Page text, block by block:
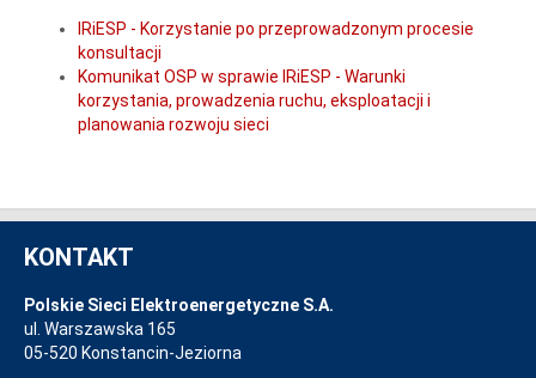
IRiESP - Korzystanie po przeprowadzonym procesie
konsultacji
Komunikat OSP w sprawie IRiESP - Warunki
korzystania, prowadzenia ruchu, eksploatacji i
planowania rozwoju sieci
KONTAKT
Polskie Sieci Elektroenergetyczne S.A.
ul. Warszawska 165
05-520 Konstancin-Jeziorna